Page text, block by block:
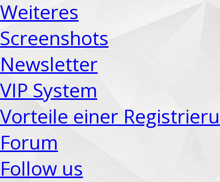
Weiteres
Screenshots
Newsletter
VIP System
Vorteile einer
Forum
Follow us